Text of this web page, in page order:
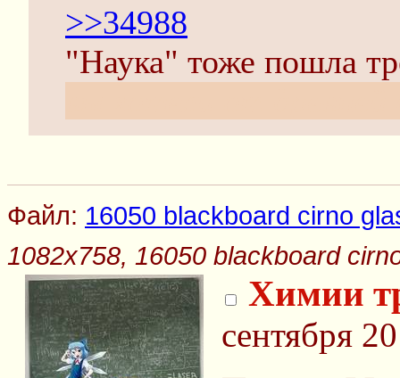
>>34988
"Наука" тоже пошла
Файл: 16050 blackboard cirno
1082x758, 16050 blackboard
Химии
сентября